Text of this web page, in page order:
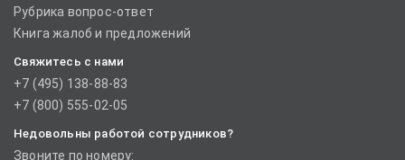
Рубрика вопрос-ответ
Книга жалоб и предложений
Свяжитесь с нами
+7 (495) 138-88-83
+7 (800) 555-02-05
Недовольны работой сотрудников?
Звоните по номеру: